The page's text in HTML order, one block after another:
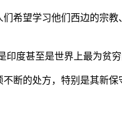
们希望学习他们西边的宗
印度甚至是世界上最为贫
不断的处方，特别是其新